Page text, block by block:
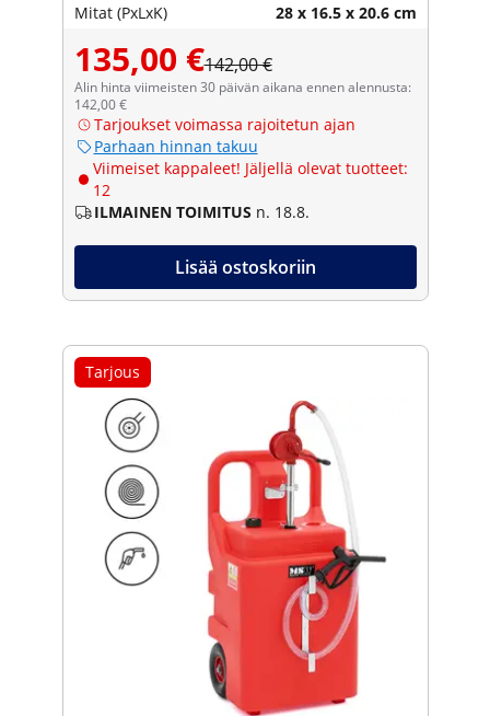
Mitat (PxLxK) 28 x 16.5 x 20.6 cm
135,00 €142,00 €
Alin hinta viimeisten 30 päivän aikana ennen alennusta:
142,00 €
Tarjoukset voimassa rajoitetun ajan
Parhaan hinnan takuu
Viimeiset kappaleet! Jäljellä olevat tuotteet:
12
ILMAINEN TOIMITUS n. 18.8.
Lisää ostoskoriin
Tarjous